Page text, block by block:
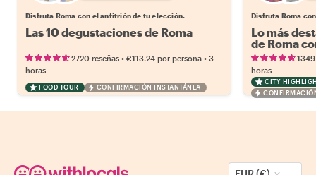
Disfruta Roma con el anfitrión de tu elección.
Las 10 degustaciones de Roma
2720 reseñas • €113.24 por persona • 3
horas
FOOD TOUR CONFIRMACIÓN INSTANTÁNEA
Disfruta Roma
Lo más
de Roma
horas
CITY